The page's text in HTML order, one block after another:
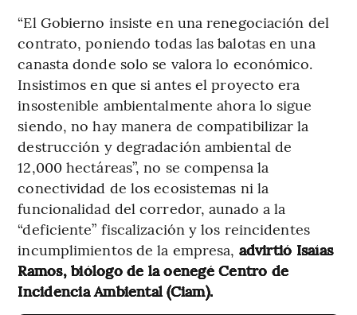
“El Gobierno insiste en una renegociación del
contrato, poniendo todas las balotas en una
canasta donde solo se valora lo económico.
Insistimos en que si antes el proyecto era
insostenible ambientalmente ahora lo sigue
siendo, no hay manera de compatibilizar la
destrucción y degradación ambiental de
12,000 hectáreas”, no se compensa la
conectividad de los ecosistemas ni la
funcionalidad del corredor, aunado a la
“deficiente” fiscalización y los reincidentes
incumplimientos de la empresa, advirtió Isaías
Ramos, biólogo de la oenegé Centro de
Incidencia Ambiental (Ciam).